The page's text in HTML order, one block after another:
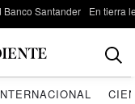
Banco Santander En tierra